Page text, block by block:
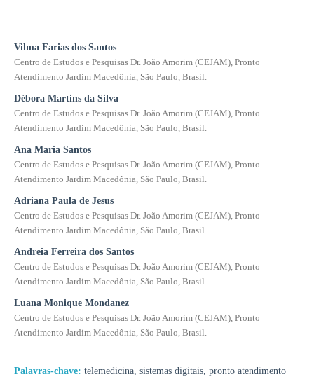
Vilma Farias dos Santos
Centro de Estudos e Pesquisas Dr. João Amorim (CEJAM), Pronto
Atendimento Jardim Macedônia, São Paulo, Brasil.
Débora Martins da Silva
Centro de Estudos e Pesquisas Dr. João Amorim (CEJAM), Pronto
Atendimento Jardim Macedônia, São Paulo, Brasil.
Ana Maria Santos
Centro de Estudos e Pesquisas Dr. João Amorim (CEJAM), Pronto
Atendimento Jardim Macedônia, São Paulo, Brasil.
Adriana Paula de Jesus
Centro de Estudos e Pesquisas Dr. João Amorim (CEJAM), Pronto
Atendimento Jardim Macedônia, São Paulo, Brasil.
Andreia Ferreira dos Santos
Centro de Estudos e Pesquisas Dr. João Amorim (CEJAM), Pronto
Atendimento Jardim Macedônia, São Paulo, Brasil.
Luana Monique Mondanez
Centro de Estudos e Pesquisas Dr. João Amorim (CEJAM), Pronto
Atendimento Jardim Macedônia, São Paulo, Brasil.
Palavras-chave: telemedicina, sistemas digitais, pronto atendimento